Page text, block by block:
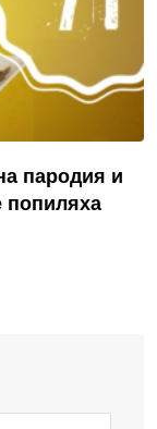
пародия и
попиляха